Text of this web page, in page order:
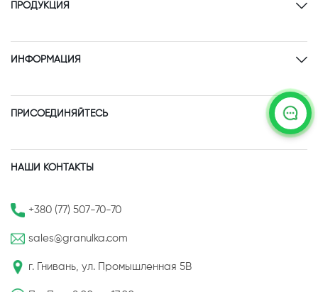
ПРОДУКЦИЯ
ИНФОРМАЦИЯ
ПРИСОЕДИНЯЙТЕСЬ
НАШИ КОНТАКТЫ
+380 (77) 507-70-70
sales@granulka.com
г. Гнивань, ул. Промышленная 5В